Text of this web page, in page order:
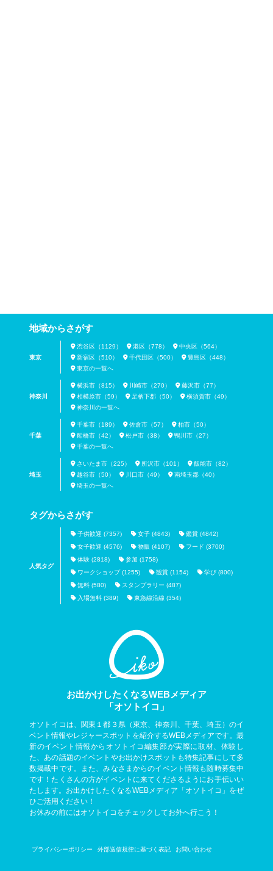
地域からさがす
東京
渋谷区（1129） 港区（778）
中央区（564）
新宿区（510）
千代田区（500）
豊島区（448）
東京の一覧へ
神奈川
横浜市（815） 川崎市（270）
藤沢市（77）
相模原市（59）
足柄下郡（50）
横須賀市（49）
神奈川の一覧へ
千葉
千葉市（189） 佐倉市（57）
柏市（50）
船橋市（42）
松戸市（38）
鴨川市（27）
千葉の一覧へ
埼玉
さいたま市（225） 所沢市（101）
飯能市（82）
越谷市（50）
川口市（49）
南埼玉郡（40）
埼玉の一覧へ
タグからさがす
人気タグ
子供歓迎 (7357) 女子 (4843)
鑑賞 (4842)
女子歓迎 (4576)
物販 (4107)
フード (3700)
体験 (2818)
参加 (1758)
ワークショップ (1255)
観賞 (1154)
学び (800)
無料 (580)
スタンプラリー (487)
入場無料 (389)
東急線沿線 (354)
お出かけしたくなるWEBメディア
「オソトイコ」
オソトイコは、関東１都３県（東京、神奈川、千葉、埼玉）のイ
ベント情報やレジャースポットを紹介するWEBメディアです。最
新のイベント情報からオソトイコ編集部が実際に取材、体験し
た、あの話題のイベントやお出かけスポットも特集記事にして多
数掲載中です。また、みなさまからのイベント情報も随時募集中
です！たくさんの方がイベントに来てくださるようにお手伝いい
たします。お出かけしたくなるWEBメディア「オソトイコ」をぜ
ひご活用ください！
お休みの前にはオソトイコをチェックしてお外へ行こう！
プライバシーポリシー 外部送信規律に基づく表記 お問い合わせ